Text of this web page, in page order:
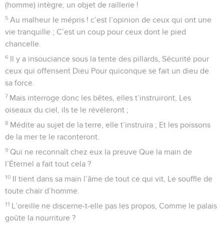
(homme) intègre, un objet de raillerie !
5 Au malheur le mépris ! c’est l’opinion de ceux qui ont une
vie tranquille ; C’est un coup pour ceux dont le pied
chancelle.
6 Il y a insouciance sous la tente des pillards, Sécurité pour
ceux qui offensent Dieu Pour quiconque se fait un dieu de
sa force.
7 Mais interroge donc les bêtes, elles t’instruiront, Les
oiseaux du ciel, ils te le révéleront ;
8 Médite au sujet de la terre, elle t’instruira ; Et les poissons
de la mer te le raconteront.
9 Qui ne reconnaît chez eux la preuve Que la main de
l’Éternel a fait tout cela ?
10 Il tient dans sa main l’âme de tout ce qui vit, Le souffle de
toute chair d’homme.
11 L’oreille ne discerne-t-elle pas les propos, Comme le palais
goûte la nourriture ?